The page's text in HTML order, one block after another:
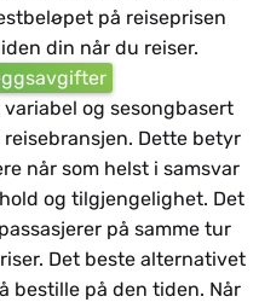
på reiseprisen
din når du reiser.
og sesongbasert
Dette betyr
når som helst i samsvar
og tilgjengelighet. Det
på samme tur
Det beste alternativet
bestille på den tiden. Når